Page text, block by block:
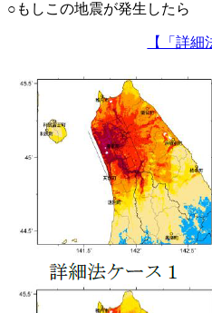
○もしこの地震が発生したら
【「詳